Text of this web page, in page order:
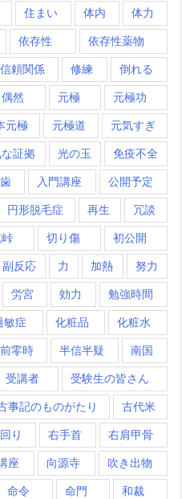
住まい 体内 体力
依存性 依存性薬物
信頼関係 修練 倒れる
偶然 元極 元極功
元極 元極道 元気すぎ
証拠 光の玉 免疫不全
入門講座 公開予定
円形脱毛症 再生 冗談
切り傷 初公開
副反応 力 加熱 努力
労宮 効力 勉強時間
敏症 化粧品 化粧水
零時 半信半疑 南国
受講者 受験生の皆さん
事記のものがたり 古代米
り 右手首 右肩甲骨
座 向源寺 吹き出物
命令 命門 和裁